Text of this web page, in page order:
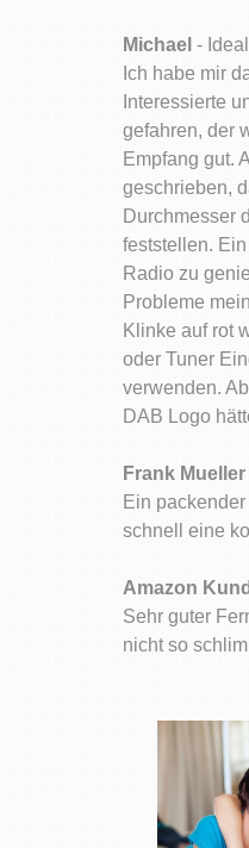
Michael -
Ich habe mir
Interessierte
gefahren, der
Empfang gut.
geschrieben,
Durchmesser
feststellen.
Radio zu
Probleme
Klinke auf rot
oder Tuner
verwenden.
DAB Logo
Frank Mueller
Ein
schnell eine
Amazon
Sehr guter
nicht so